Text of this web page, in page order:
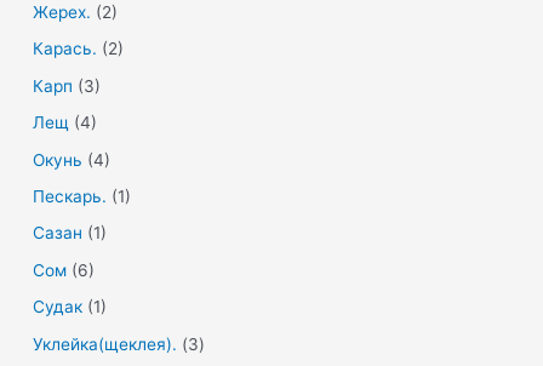
Жерех. (2)
Карась. (2)
Карп (3)
Лещ (4)
Окунь (4)
Пескарь. (1)
Сазан (1)
Сом (6)
Судак (1)
Уклейка(щеклея). (3)